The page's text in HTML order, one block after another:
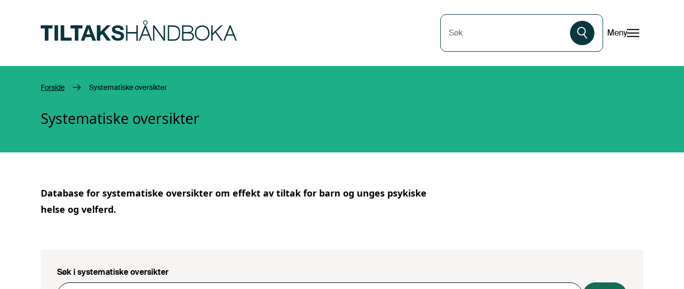
Søk Meny
Forside Systematiske oversikter
Systematiske oversikter
Database for systematiske oversikter om effekt av tiltak for barn og unges psykiske
helse og velferd.
Søk i systematiske oversikter